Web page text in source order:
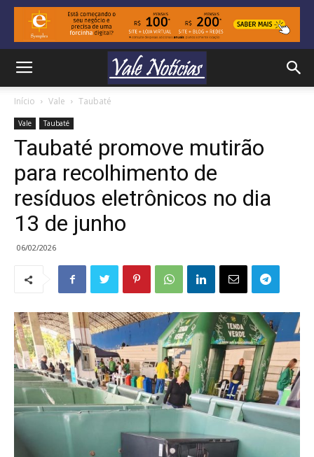
Início Vale Taubaté
Vale Taubaté
Taubaté promove mutirão
para recolhimento de
resíduos eletrônicos no dia
13 de junho
06/02/2026